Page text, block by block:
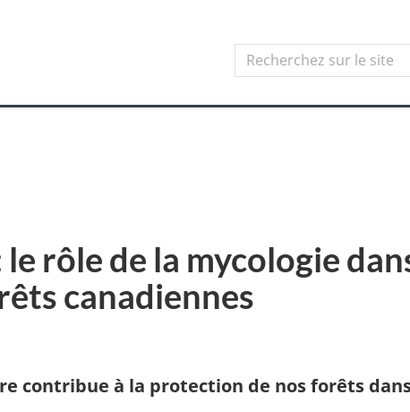
HTML
Search
Recherchez
sur
rôle de la mycologie
canadiennes
contribue à la protection de nos forêts